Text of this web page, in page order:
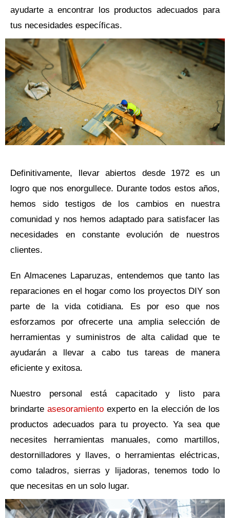
ayudarte a encontrar los productos adecuados para
tus necesidades específicas.
Definitivamente, llevar abiertos desde 1972 es un
logro que nos enorgullece. Durante todos estos años,
hemos sido testigos de los cambios en nuestra
comunidad y nos hemos adaptado para satisfacer las
necesidades en constante evolución de nuestros
clientes.
En Almacenes Laparuzas, entendemos que tanto las
reparaciones en el hogar como los proyectos DIY son
parte de la vida cotidiana. Es por eso que nos
esforzamos por ofrecerte una amplia selección de
herramientas y suministros de alta calidad que te
ayudarán a llevar a cabo tus tareas de manera
eficiente y exitosa.
Nuestro personal está capacitado y listo para
brindarteasesoramiento experto en la elección de los
productos adecuados para tu proyecto. Ya sea que
necesites herramientas manuales, como martillos,
destornilladores y llaves, o herramientas eléctricas,
como taladros, sierras y lijadoras, tenemos todo lo
que necesitas en un solo lugar.